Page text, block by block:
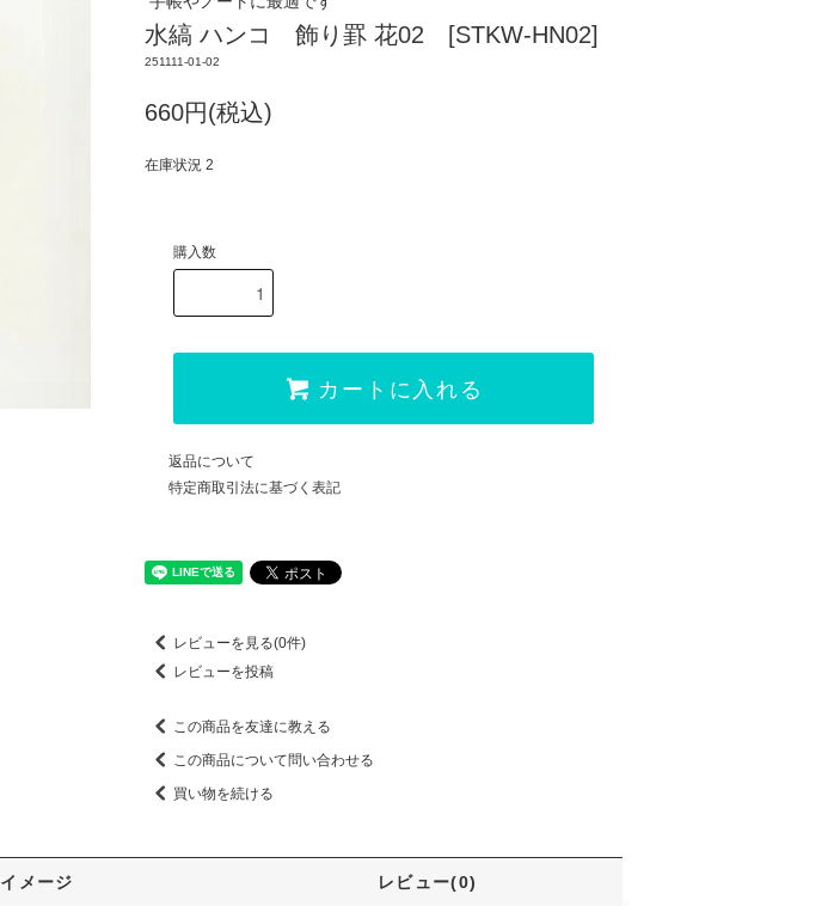
水縞 ハンコ 飾り罫 花02 [STKW-HN02]
251111-01-02
660円(税込)
在庫状況 2
購入数
カートに入れる
返品について
特定商取引法に基づく表記
レビューを見る(0件)
レビューを投稿
この商品を友達に教える
この商品について問い合わせる
買い物を続ける
イメージ レビュー(0)